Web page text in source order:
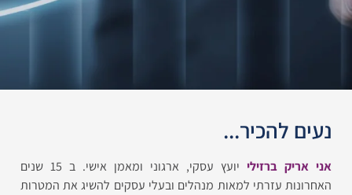
להכיר...​
ברזילי
יועץ עסקי, ארגוני ומאמן אישי. ב 15 שנים
עזרתי למאות מנהלים ובעלי עסקיםלהשיג את המטרות